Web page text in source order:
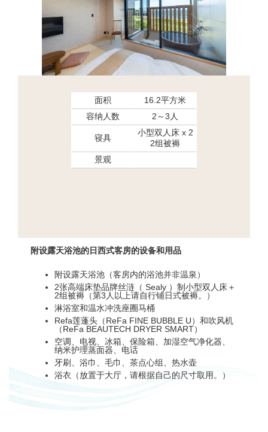
面积
16.2平方米
容纳人数
2～3人
寝具
小型双人床 x 2
2组被褥
景观
附设露天浴池的日西式客房的设备和用品
附设露天浴池（客房内的浴池并非温泉）
2张高端床垫品牌丝涟（ Sealy ）制小型双人床＋
2组被褥（第3人以上请自行铺日式被褥。）
淋浴室和温水冲洗座圈马桶
Refa莲蓬头（ReFa FINE BUBBLE U）和吹风机
（ReFa BEAUTECH DRYER SMART）
空调、电视、冰箱、保险箱、加湿空气净化器、
纳米护理蒸面器、电话
牙刷、浴巾、毛巾、茶点心组、热水壶
浴衣（放置于大厅，请根据自己的尺寸取用。）